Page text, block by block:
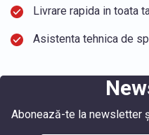
Livrare rapida in toata
Asistenta tehnica de
Abonează-te la newsletter